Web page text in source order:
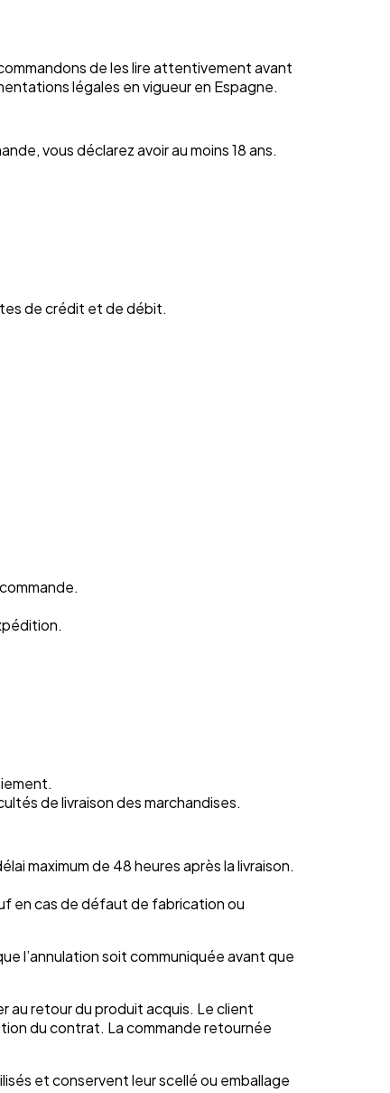
de les lire attentivement avant
légales en vigueur en Espagne.
vous déclarez avoir au moins 18 ans.
de crédit et de débit.
de livraison des marchandises.
maximum de 48 heures après la livraison.
en cas de défaut de fabrication ou
l’annulation soit communiquée avant que
au retour du produit acquis. Le client
du contrat. La commande retournée
et conservent leur scellé ou emballage